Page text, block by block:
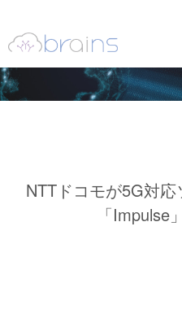
NTTドコモが5G対
「Impulse